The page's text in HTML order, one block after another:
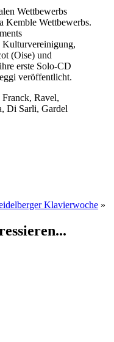
Wettbewerbs
Kemble Wettbewerbs.
Kulturvereinigung,
(Oise) und
erste Solo-CD
veröffentlicht.
Ravel,
Di Sarli, Gardel
Klavierwoche »